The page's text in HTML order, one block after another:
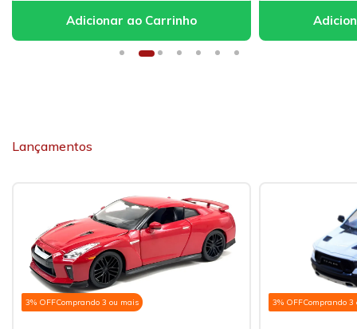
Lançamentos
3 ou mais Comprando 3 ou mais